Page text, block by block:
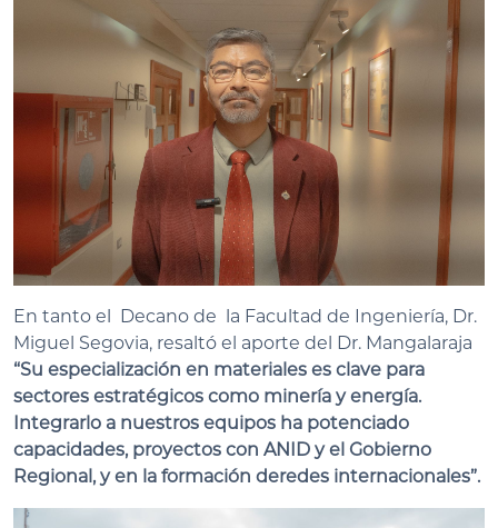
En tanto el Decano de la Facultad de Ingeniería, Dr.
Miguel Segovia, resaltó el aporte del Dr. Mangalaraja
“Su especialización en materiales es clave para
sectores estratégicos como minería y energía.
Integrarlo a nuestros equipos ha potenciado
capacidades, proyectos con ANID y el Gobierno
Regional, y en la formación deredes internacionales”.